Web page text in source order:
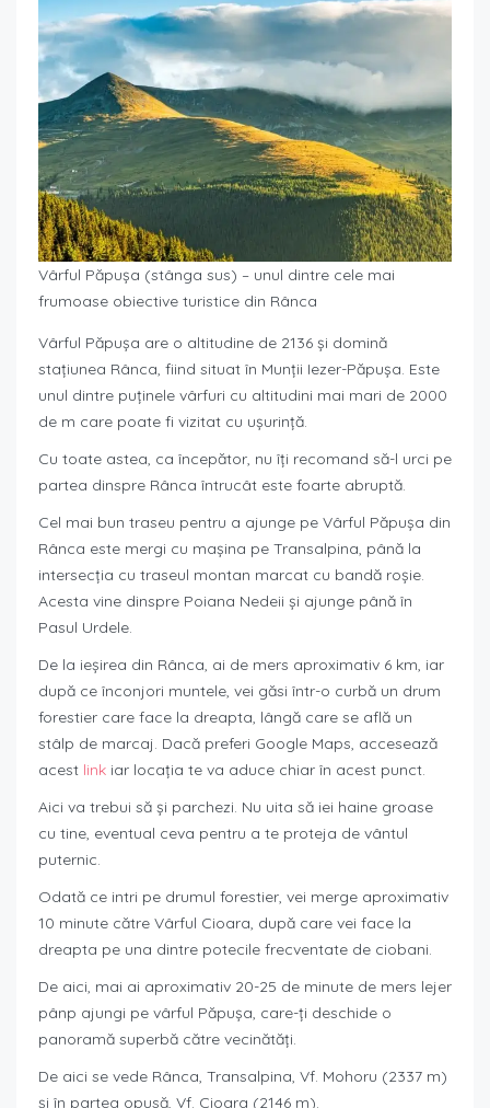
Vârful Păpușa (stânga sus) – unul dintre cele mai
frumoase obiective turistice din Rânca
Vârful Păpușa are o altitudine de 2136 și domină
stațiunea Rânca, fiind situat în Munții Iezer-Păpușa. Este
unul dintre puținele vârfuri cu altitudini mai mari de 2000
de m care poate fi vizitat cu ușurință.
Cu toate astea, ca începător, nu îți recomand să-l urci pe
partea dinspre Rânca întrucât este foarte abruptă.
Cel mai bun traseu pentru a ajunge pe Vârful Păpușa din
Rânca este mergi cu mașina pe Transalpina, până la
intersecția cu traseul montan marcat cu bandă roșie.
Acesta vine dinspre Poiana Nedeii și ajunge până în
Pasul Urdele.
De la ieșirea din Rânca, ai de mers aproximativ 6 km, iar
după ce înconjori muntele, vei găsi într-o curbă un drum
forestier care face la dreapta, lângă care se află un
stâlp de marcaj. Dacă preferi Google Maps, accesează
acest link iar locația te va aduce chiar în acest punct.
Aici va trebui să și parchezi. Nu uita să iei haine groase
cu tine, eventual ceva pentru a te proteja de vântul
puternic.
Odată ce intri pe drumul forestier, vei merge aproximativ
10 minute către Vârful Cioara, după care vei face la
dreapta pe una dintre potecile frecventate de ciobani.
De aici, mai ai aproximativ 20-25 de minute de mers lejer
pânp ajungi pe vârful Păpușa, care-ți deschide o
panoramă superbă către vecinătăți.
De aici se vede Rânca, Transalpina, Vf. Mohoru (2337 m)
și în partea opusă, Vf. Cioara (2146 m).